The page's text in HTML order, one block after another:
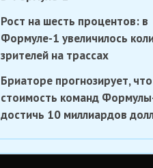
Рост на шесть процентов: в
Формуле-1 увеличилось
зрителей на трассах
Бриаторе прогнозирует, что
стоимость команд
достичь 10 миллиардов